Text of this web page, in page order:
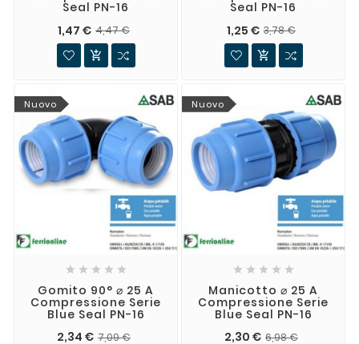
Seal PN-16
1,47 € 4,47 €

Seal PN-16
1,25 € 3,78 €

Nuovo
    
Gomito 90° ⌀ 25 A
Compressione Serie
Blue Seal PN-16
2,34 € 7,09 €
Nuovo
    
Manicotto ⌀ 25 A
Compressione Serie
Blue Seal PN-16
2,30 € 6,98 €